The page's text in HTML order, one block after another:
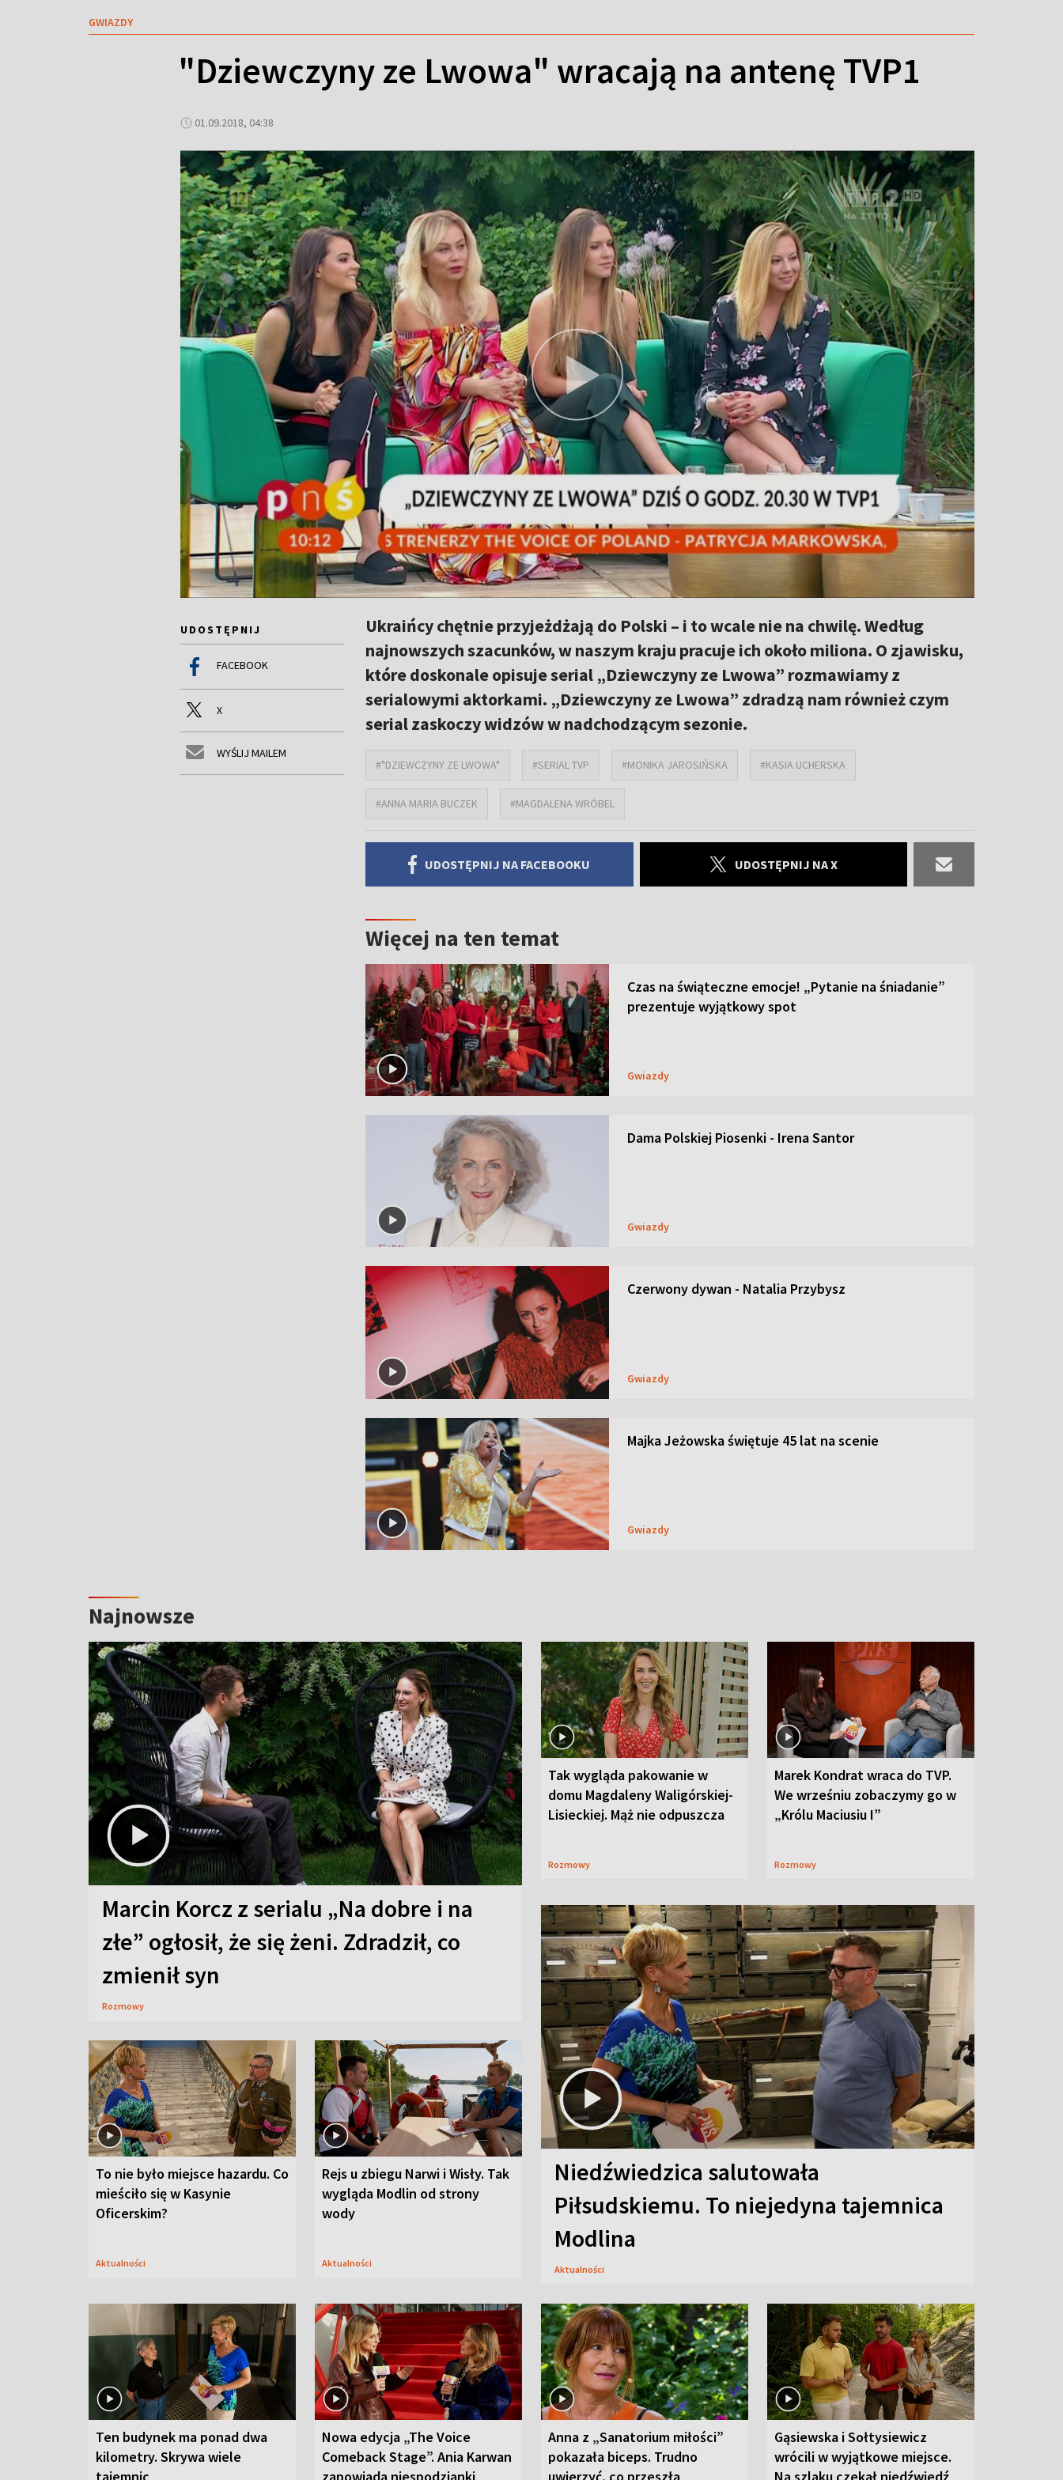
GWIAZDY
"Dziewczyny ze Lwowa" wracają na antenę TVP1
01.09.2018, 04:38
UDOSTĘPNIJ
FACEBOOK
X
WYŚLIJ MAILEM
Ukraińcy chętnie przyjeżdżają do Polski – i to wcale nie na chwilę. Według
najnowszych szacunków, w naszym kraju pracuje ich około miliona. O zjawisku,
które doskonale opisuje serial „Dziewczyny ze Lwowa” rozmawiamy z
serialowymi aktorkami. „Dziewczyny ze Lwowa” zdradzą nam również czym
serial zaskoczy widzów w nadchodzącym sezonie.
#"DZIEWCZYNY ZE LWOWA" #SERIAL TVP #MONIKA JAROSIŃSKA #KASIA UCHERSKA
#ANNA MARIA BUCZEK #MAGDALENA WRÓBEL
UDOSTĘPNIJ NA FACEBOOKU UDOSTĘPNIJ NA X
Więcej na ten temat
Czas na świąteczne emocje! „Pytanie na śniadanie”
prezentuje wyjątkowy spot
Gwiazdy
Dama Polskiej Piosenki - Irena Santor
Gwiazdy
Czerwony dywan - Natalia Przybysz
Gwiazdy
Majka Jeżowska świętuje 45 lat na scenie
Gwiazdy
Najnowsze
Marcin Korcz z serialu „Na dobre i na
złe” ogłosił, że się żeni. Zdradził, co
zmienił syn
Rozmowy
Tak wygląda pakowanie w
domu Magdaleny Waligórskiej-
Lisieckiej. Mąż nie odpuszcza
Rozmowy
Marek Kondrat wraca do TVP.
We wrześniu zobaczymy go w
„Królu Maciusiu I”
Rozmowy
To nie było miejsce hazardu. Co
mieściło się w Kasynie
Oficerskim?
Aktualności
Rejs u zbiegu Narwi i Wisły. Tak
wygląda Modlin od strony
wody
Aktualności
Niedźwiedzica salutowała
Piłsudskiemu. To niejedyna tajemnica
Modlina
Aktualności
Ten budynek ma ponad dwa
kilometry. Skrywa wiele
Nowa edycja „The Voice
Comeback Stage”. Ania Karwan
Anna z „Sanatorium miłości”
pokazała biceps. Trudno
Gąsiewska i Sołtysiewicz
wrócili w wyjątkowe miejsce.